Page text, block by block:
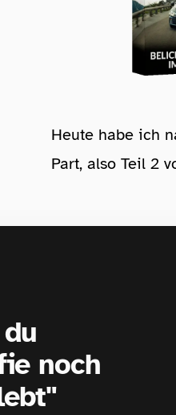
Heute habe ich
Part, also Teil 2
noch